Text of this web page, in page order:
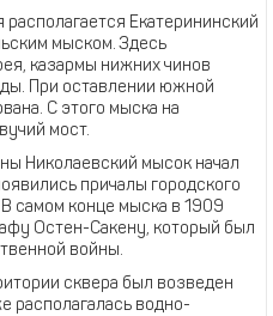
Екатерининский
мыском. Здесь
казармы нижних чинов
При оставлении южной
С этого мыска на
мост.
Николаевский мысок начал
причалы городского
В самом конце мыска в 1909
Остен-Сакену, который был
войны.
сквера был возведен
располагалась водно-